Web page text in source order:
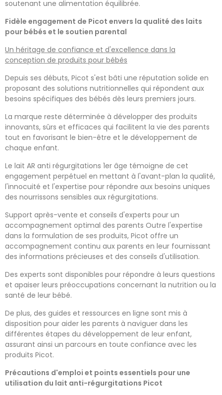
soutenant une alimentation équilibrée.
Fidèle engagement de Picot envers la qualité des laits
pour bébés et le soutien parental
Un héritage de confiance et d'excellence dans la
conception de produits pour bébés
Depuis ses débuts, Picot s'est bâti une réputation solide en
proposant des solutions nutritionnelles qui répondent aux
besoins spécifiques des bébés dès leurs premiers jours.
La marque reste déterminée à développer des produits
innovants, sûrs et efficaces qui facilitent la vie des parents
tout en favorisant le bien-être et le développement de
chaque enfant.
Le lait AR anti régurgitations 1er âge témoigne de cet
engagement perpétuel en mettant à l'avant-plan la qualité,
l'innocuité et l'expertise pour répondre aux besoins uniques
des nourrissons sensibles aux régurgitations.
Support après-vente et conseils d'experts pour un
accompagnement optimal des parents Outre l'expertise
dans la formulation de ses produits, Picot offre un
accompagnement continu aux parents en leur fournissant
des informations précieuses et des conseils d'utilisation.
Des experts sont disponibles pour répondre à leurs questions
et apaiser leurs préoccupations concernant la nutrition ou la
santé de leur bébé.
De plus, des guides et ressources en ligne sont mis à
disposition pour aider les parents à naviguer dans les
différentes étapes du développement de leur enfant,
assurant ainsi un parcours en toute confiance avec les
produits Picot.
Précautions d'emploi et points essentiels pour une
utilisation du lait anti-régurgitations Picot